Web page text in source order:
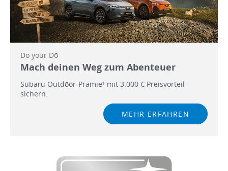
Do your Dō
Mach deinen Weg zum Abenteuer
Subaru Outdōor-Prämie¹ mit 3.000 € Preisvorteil
sichern.
MEHR ERFAHREN